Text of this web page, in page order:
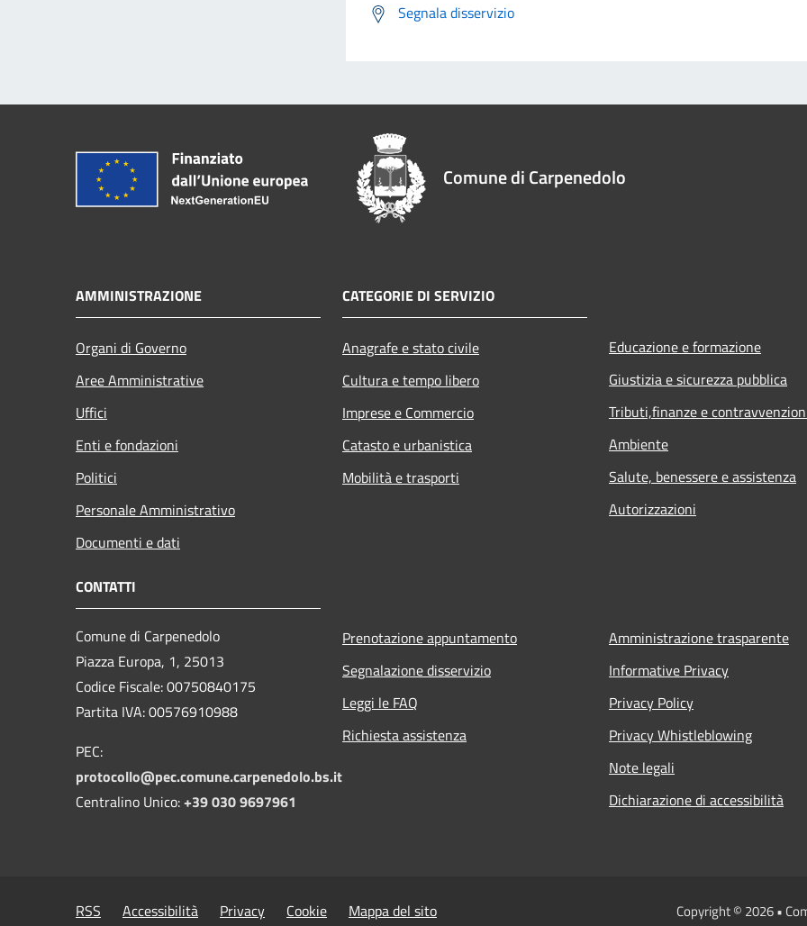
Segnala disservizio
Comune di Carpenedolo
AMMINISTRAZIONE
Organi di Governo
Aree Amministrative
Uffici
Enti e fondazioni
Politici
Personale Amministrativo
Documenti e dati
CATEGORIE DI SERVIZIO
Anagrafe e stato civile
Cultura e tempo libero
Imprese e Commercio
Catasto e urbanistica
Mobilità e trasporti
Educazione e formazione
Giustizia e sicurezza pubblica
Tributi,finanze e
Ambiente
Salute, benessere e assistenza
Autorizzazioni
CONTATTI
Comune di Carpenedolo
Piazza Europa, 1, 25013
Codice Fiscale: 00750840175
Partita IVA: 00576910988
PEC:
protocollo@pec.comune.carpenedolo.bs.it
Centralino Unico:+39 030 9697961
Prenotazione appuntamento
Segnalazione disservizio
Leggi le FAQ
Richiesta assistenza
Amministrazione trasparente
Informative Privacy
Privacy Policy
Privacy Whistleblowing
Note legali
Dichiarazione di accessibilità
RSS Accessibilità Privacy Cookie Mappa del sito Copyright © 2026 •